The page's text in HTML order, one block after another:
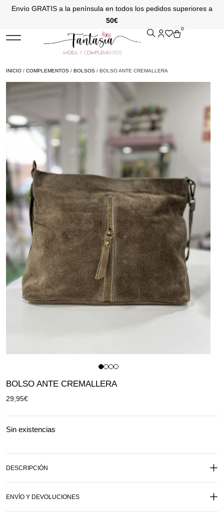
Envío GRATIS a la península en todos los pedidos superiores a
50€
0
INICIO / COMPLEMENTOS / BOLSOS / BOLSO ANTE CREMALLERA
BOLSO ANTE CREMALLERA
29,95€
Sin existencias
DESCRIPCIÓN
ENVÍO Y DEVOLUCIONES